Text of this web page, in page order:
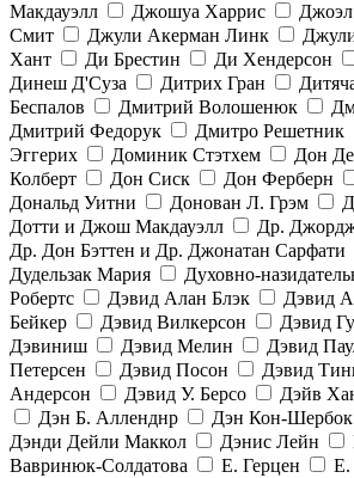
Макдауэлл
Джошуа Харрис
Смит
Джули Акерман Линк
Хант
Ди Брестин Ди Хендерсон
Динеш Д'Суза
Дитрих Гран
Беспалов
Дмитрий Волошенюк
Дмитрий Федорук
Дмитро Решетник
Эггерих
Доминик Стэтхем Дон
Колберт
Дон Сиск Дон Ферберн
Дональд Уитни
Донован Л. Грэм
Дотти и Джош Макдауэлл
Др.
Др. Дон Бэттен и Др. Джонатан Сарфати
Дудельзак Мария
Духовно-
Робертс
Дэвид Алан Блэк Дэвид
Бейкер
Дэвид Вилкерсон Дэвид
Дэвиниш
Дэвид Мелин Дэвид
Петерсен
Дэвид Посон Дэвид
Андерсон
Дэвид У. Берсо Дэйв
Дэн Б. Алленднр
Дэн Кон-Шербок
Дэнди Дейли Маккол
Дэнис Лейн
Вавринюк-Солдатова
Е. Герцен Е.